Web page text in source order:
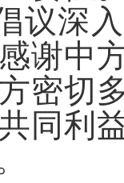
议深
谢中
密切
同利